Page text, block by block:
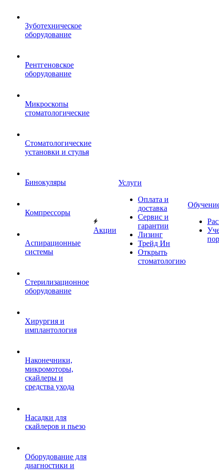
Зуботехническое
оборудование
Рентгеновское
оборудование
Микроскопы
стоматологические
Стоматологические
установки и стулья
Бинокуляры
Компрессоры
Аспирационные
системы
Стерилизационное
оборудование
Хирургия и
имплантология
Наконечники,
микромоторы,
скайлеры и
средства ухода
Насадки для
скайлеров и пьезо
Оборудование для
диагностики и
Акции
Услуги
Оплата и
доставка
Сервис и
гарантии
Лизинг
Трейд Ин
Открыть
стоматологию